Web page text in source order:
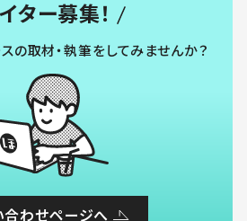
ター募集！
の取材・執筆をしてみませんか？
合わせページへ